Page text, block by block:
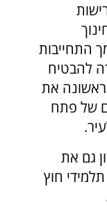
לדרישות
התחייבות
להבטיח
את
של פתח
גם את
חוץ